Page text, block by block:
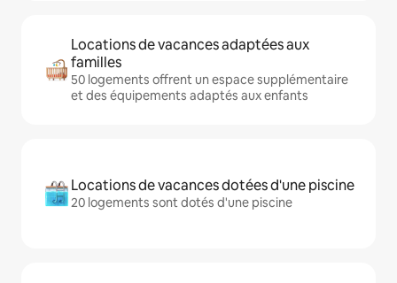
Locations de vacances adaptées aux
familles
50 logements offrent un espace supplémentaire
et des équipements adaptés aux enfants
Locations de vacances dotées d'une piscine
20 logements sont dotés d'une piscine